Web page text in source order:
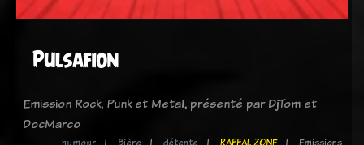
Pulsafion
Emission Rock, Punk et Metal, présenté par DjTom et
DocMarco